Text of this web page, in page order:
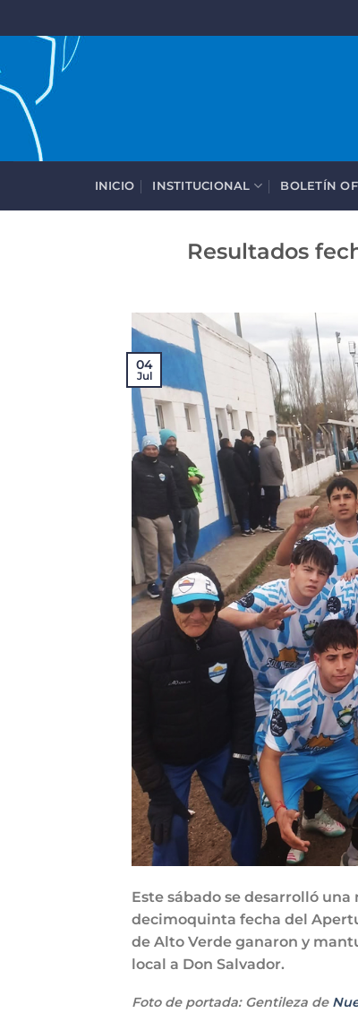
contenido
INICIO INSTITUCIONAL BOLETÍN
Resultados
04
Jul
Este sábado se desarrolló
decimoquinta fecha del
de Alto Verde ganaron y
local a Don Salvador.
Foto de portada: Gentileza de